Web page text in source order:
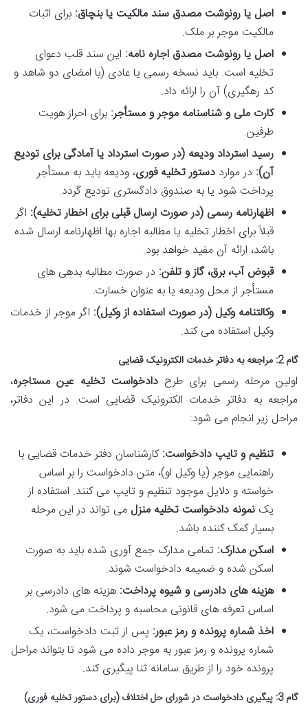
اصل یا رونوشت مصدق سند مالکیت یا بنچاق: برای اثبات
مالکیت موجر بر ملک.
اصل یا رونوشت مصدق اجاره نامه: این سند قلب دعوای
تخلیه است. باید نسخه رسمی یا عادی (با امضای دو شاهد و
کد رهگیری) آن را ارائه داد.
کارت ملی و شناسنامه موجر و مستأجر: برای احراز هویت
طرفین.
رسید استرداد ودیعه (در صورت استرداد یا آمادگی برای تودیع
آن): در موارد دستور تخلیه فوری، ودیعه باید به مستأجر
پرداخت شود یا به صندوق دادگستری تودیع گردد.
اظهارنامه رسمی (در صورت ارسال قبلی برای اخطار تخلیه): اگر
قبلاً برای اخطار تخلیه یا مطالبه اجاره بها اظهارنامه ارسال شده
باشد، ارائه آن مفید خواهد بود.
قبوض آب، برق، گاز و تلفن: در صورت مطالبه بدهی های
مستأجر از محل ودیعه یا به عنوان خسارت.
وکالتنامه وکیل (در صورت استفاده از وکیل): اگر موجر از خدمات
وکیل استفاده می کند.
گام 2: مراجعه به دفاتر خدمات الکترونیک قضایی
اولین مرحله رسمی برای طرحدادخواست تخلیه عین مستاجره،
مراجعه به دفاتر خدمات الکترونیک قضایی است. در این دفاتر،
مراحل زیر انجام می شود:
تنظیم و تایپ دادخواست:کارشناسان دفتر خدمات قضایی با
راهنمایی موجر (یا وکیل او)، متن دادخواست را بر اساس
خواسته و دلایل موجود تنظیم و تایپ می کنند. استفاده از
یک نمونه دادخواست تخلیه منزل می تواند در این مرحله
بسیار کمک کننده باشد.
اسکن مدارک: تمامی مدارک جمع آوری شده باید به صورت
اسکن شده و ضمیمه دادخواست شوند.
هزینه های دادرسی و شیوه پرداخت: هزینه های دادرسی بر
اساس تعرفه های قانونی محاسبه و پرداخت می شود.
اخذ شماره پرونده و رمز عبور: پس از ثبت دادخواست، یک
شماره پرونده و رمز عبور به موجر داده می شود تا بتواند مراحل
پرونده خود را از طریق سامانه ثنا پیگیری کند.
گام 3: پیگیری دادخواست در شورای حل اختلاف (برای دستور تخلیه فوری)